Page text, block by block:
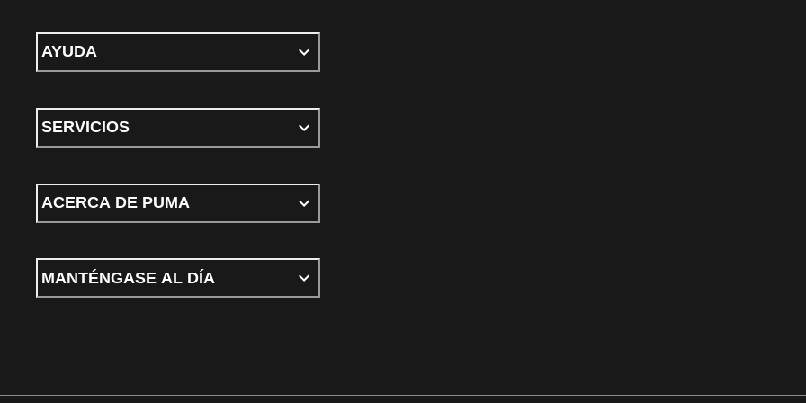
AYUDA
SERVICIOS
ACERCA DE PUMA
MANTÉNGASE AL DÍA